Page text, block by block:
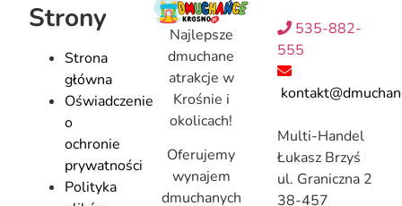
Strony
Strona
główna
Oświadczenie
o
ochronie
prywatności
Polityka
Najlepsze
dmuchane
atrakcje w
Krośnie i
okolicach!
Oferujemy
wynajem
dmuchanych
535-882-
555
Multi-Handel
Łukasz Brzyś
ul. Graniczna 2
38-457